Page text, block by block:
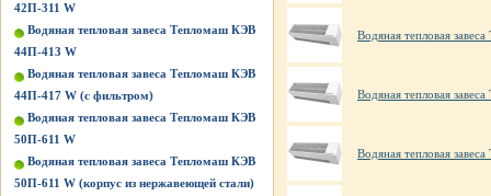
42П-311 W
Водяная тепловая завеса Тепломаш КЭВ
44П-413 W
Водяная тепловая завеса Тепломаш КЭВ
44П-417 W (с фильтром)
Водяная тепловая завеса Тепломаш КЭВ
50П-611 W
Водяная тепловая завеса Тепломаш КЭВ
50П-611 W (корпус из нержавеющей стали)
Водяная тепловая
Водяная тепловая
Водяная тепловая